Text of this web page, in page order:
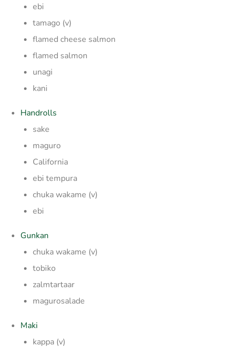
ebi
tamago (v)
flamed cheese salmon
flamed salmon
unagi
kani
Handrolls
sake
maguro
California
ebi tempura
chuka wakame (v)
ebi
Gunkan
chuka wakame (v)
tobiko
zalmtartaar
magurosalade
Maki
kappa (v)